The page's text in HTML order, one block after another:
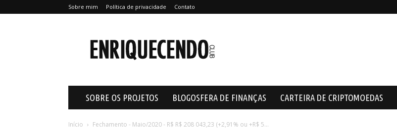
Sobre mim Política de privacidade Contato
SOBRE OS PROJETOS BLOGOSFERA DE FINANÇAS CARTEIRA DE CRIPTOMOEDAS
Início Fechamento - Maio/2020 - R$ R$ 208 043,23 (+2,91% ou +R$ 5...